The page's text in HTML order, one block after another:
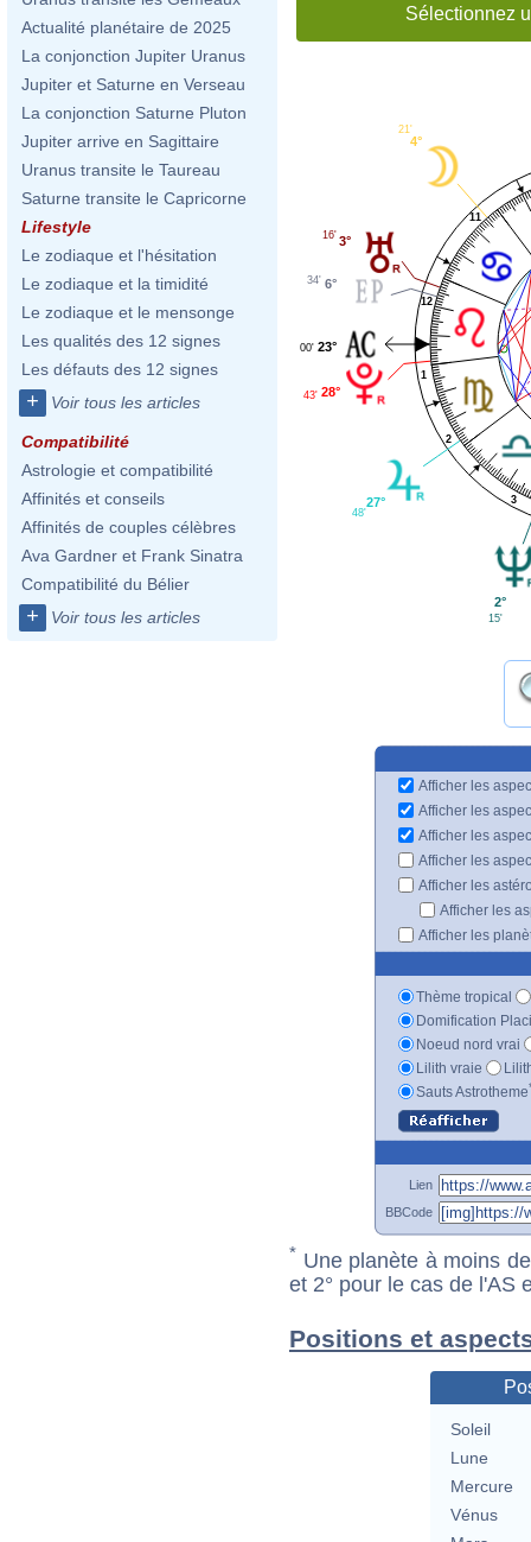
Actualité planétaire de 2025
La conjonction Jupiter Uranus
Jupiter et Saturne en Verseau
La conjonction Saturne Pluton
Jupiter arrive en Sagittaire
Uranus transite le Taureau
Saturne transite le Capricorne
Lifestyle
Le zodiaque et l'hésitation
Le zodiaque et la timidité
Le zodiaque et le mensonge
Les qualités des 12 signes
Les défauts des 12 signes
+ Voir tous les articles
Compatibilité
Astrologie et compatibilité
Affinités et conseils
Affinités de couples célèbres
Ava Gardner et Frank Sinatra
Compatibilité du Bélier
+ Voir tous les articles
Sélectionnez
1
2
3
11
12
4°
21'
3°
16'
6°
34'
23°
00'
28°
43'
27°
48'
2°
15'
Afficher les
Afficher les
Afficher les
Afficher les
Afficher les
Afficher les
Afficher les
Thème tropical
Domification
Noeud nord vrai
Lilith vraie
Sauts Astrotheme
Lien
BBCode
* Une planète à moins
et 2° pour le cas de l'AS
Positions et
Soleil
Lune
Mercure
Vénus